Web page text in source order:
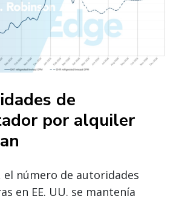
de
por alquiler
el número de autoridades
en EE. UU. se mantenía